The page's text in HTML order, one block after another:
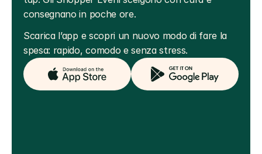
consegnano in poche ore.
Scarica l’app e scopri un nuovo modo di fare la
spesa: rapido, comodo e senza stress.